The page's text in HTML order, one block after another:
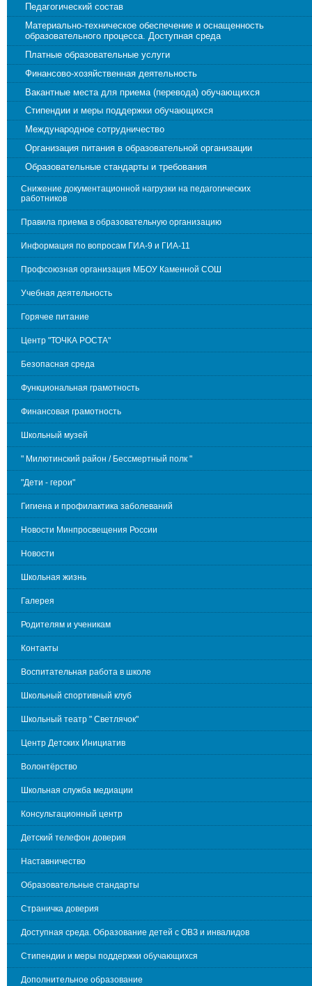
Педагогический состав
Материально-техническое обеспечение и оснащенность
образовательного процесса. Доступная среда
Платные образовательные услуги
Финансово-хозяйственная деятельность
Вакантные места для приема (перевода) обучающихся
Стипендии и меры поддержки обучающихся
Международное сотрудничество
Организация питания в образовательной организации
Образовательные стандарты и требования
Снижение документационной нагрузки на педагогических
работников
Правила приема в образовательную организацию
Информация по вопросам ГИА-9 и ГИА-11
Профсоюзная организация МБОУ Каменной СОШ
Учебная деятельность
Горячее питание
Центр "ТОЧКА РОСТА"
Безопасная среда
Функциональная грамотность
Финансовая грамотность
Школьный музей
" Милютинский район / Бессмертный полк "
"Дети - герои"
Гигиена и профилактика заболеваний
Новости Минпросвещения России
Новости
Школьная жизнь
Галерея
Родителям и ученикам
Контакты
Воспитательная работа в школе
Школьный спортивный клуб
Школьный театр " Светлячок"
Центр Детских Инициатив
Волонтёрство
Школьная служба медиации
Консультационный центр
Детский телефон доверия
Наставничество
Образовательные стандарты
Страничка доверия
Доступная среда. Образование детей с ОВЗ и инвалидов
Стипендии и меры поддержки обучающихся
Дополнительное образование